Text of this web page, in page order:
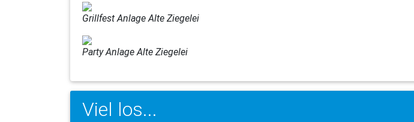
Grillfest Anlage Alte Ziegelei
Party Anlage Alte Ziegelei
Viel los...